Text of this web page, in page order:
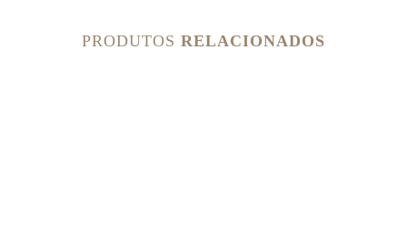
PRODUTOS RELACIONADOS